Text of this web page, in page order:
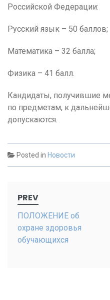
Российской Федерации:
Русский язык – 50 баллов;
Математика – 32 балла;
Физика – 41 балл.
Кандидаты, получившие
по предметам, к
допускаются.
Posted in Новости
navigation
PREV
ПОЛОЖЕНИЕ об
охране здоровья
обучающихся